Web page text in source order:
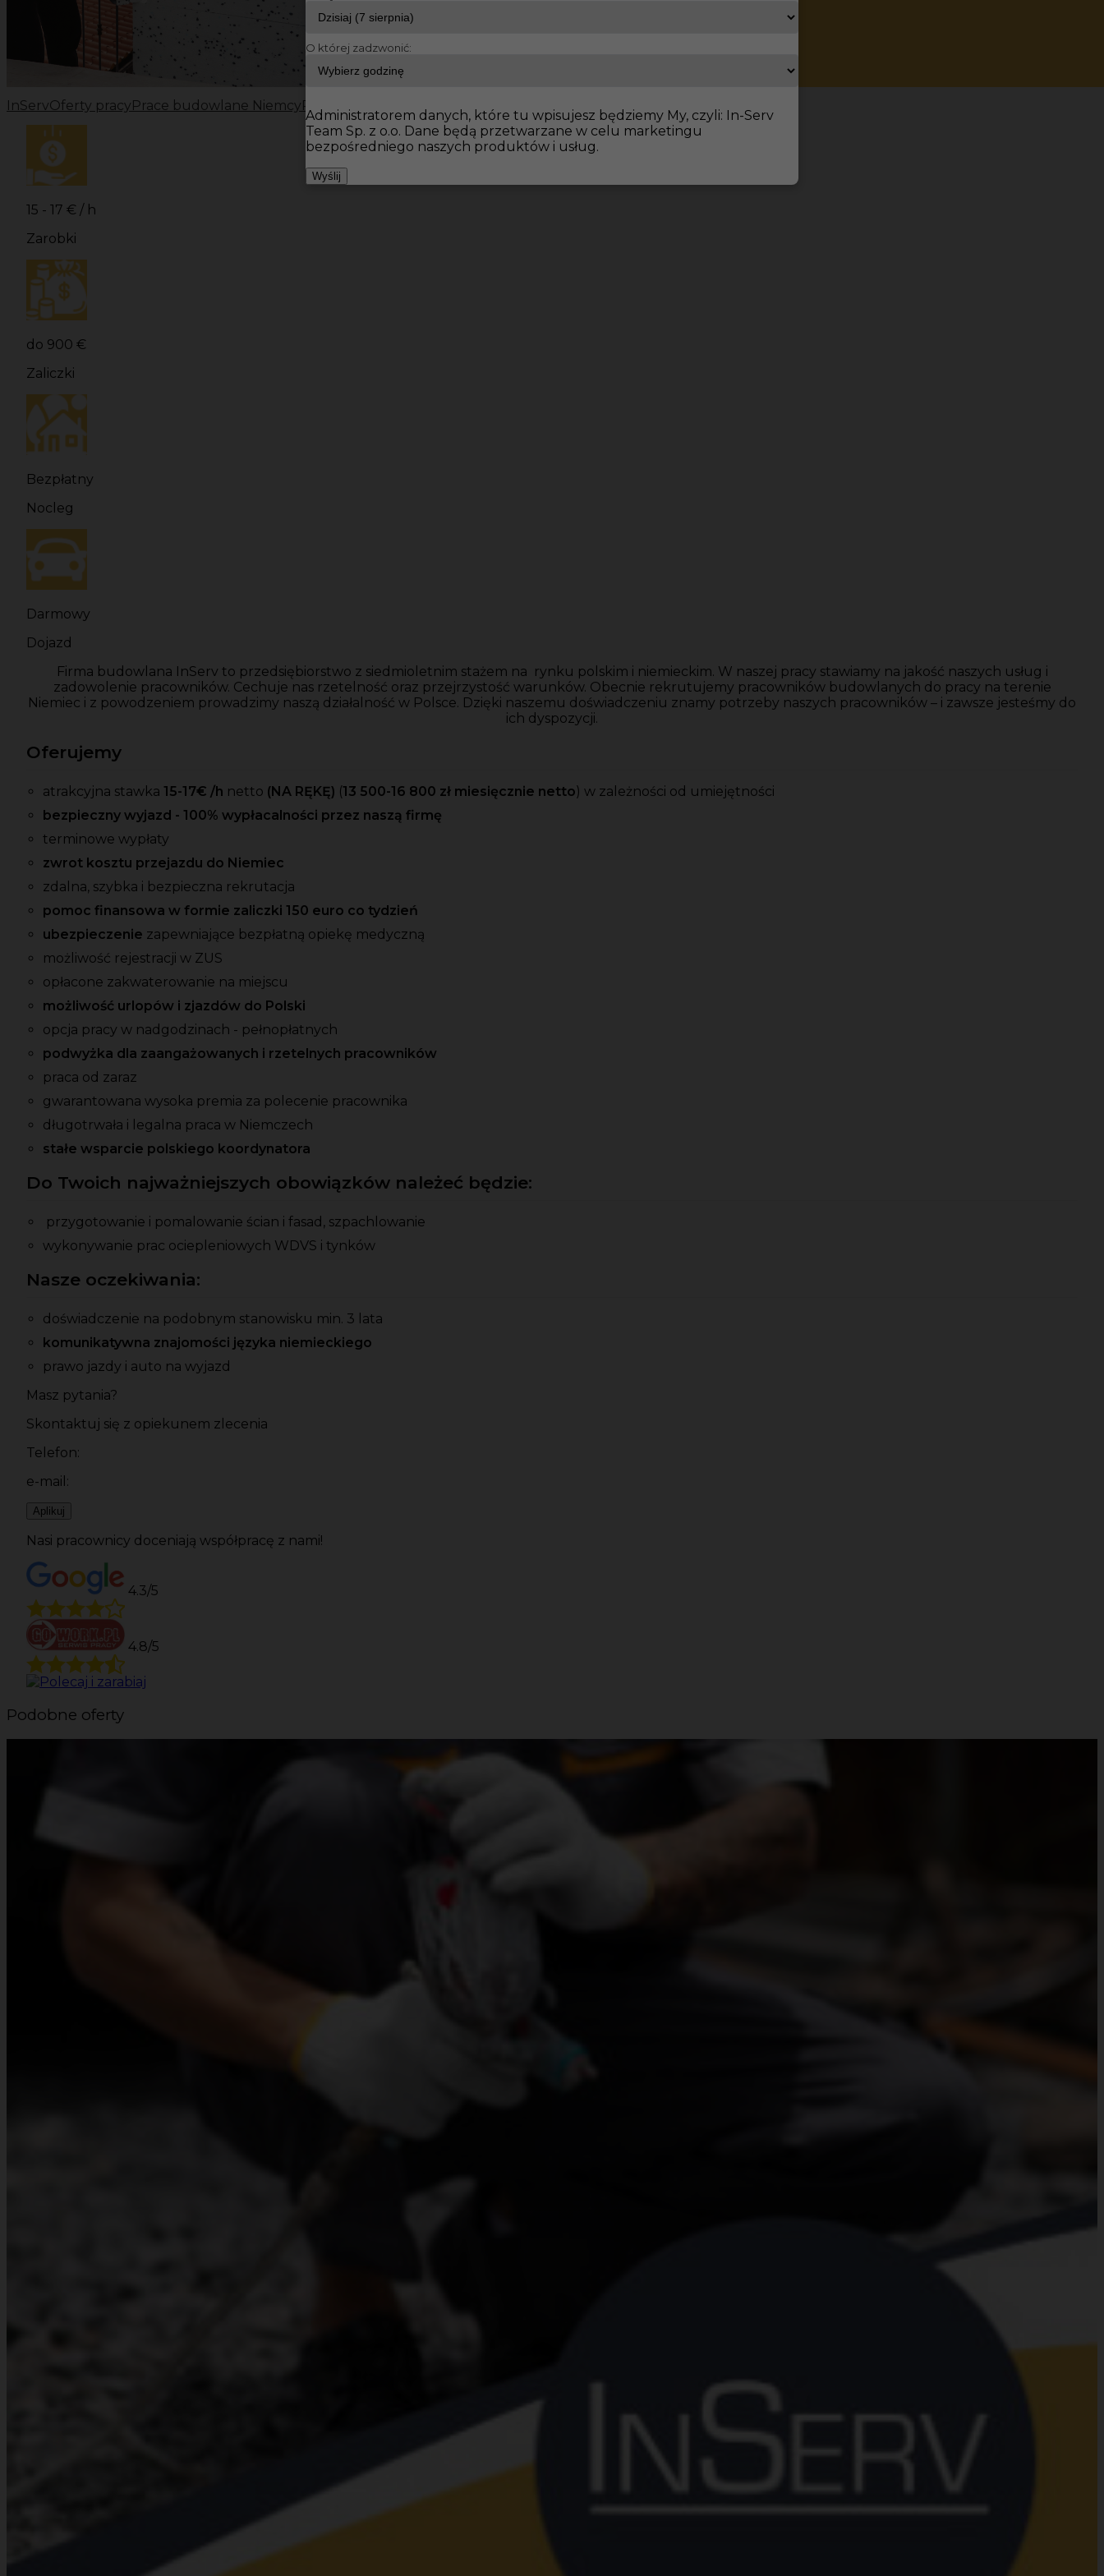
InServOferty pracy Prace budowlane Niemcy Prace budowlane Dociepleniowiec / tynkarz Niemcy
15 - 17 € / h
Zarobki
do 900 €
Zaliczki
Bezpłatny
Nocleg
Darmowy
Dojazd
Firma budowlana InServ to przedsiębiorstwo z siedmioletnim stażem na rynku polskim i niemieckim. W naszej pracy stawiamy na jakość naszych usług i
zadowolenie pracowników. Cechuje nas rzetelność oraz przejrzystość warunków. Obecnie rekrutujemy pracowników budowlanych do pracy na terenie
Niemiec i z powodzeniem prowadzimy naszą działalność w Polsce. Dzięki naszemu doświadczeniu znamy potrzeby naszych pracowników – i zawsze jesteśmy do
ich dyspozycji.
Oferujemy
atrakcyjna stawka 15-17€ /h netto (NA RĘKĘ) (13 500-16 800 zł miesięcznie netto) w zależności od umiejętności
bezpieczny wyjazd - 100% wypłacalności przez naszą firmę
terminowe wypłaty
zwrot kosztu przejazdu do Niemiec
zdalna, szybka i bezpieczna rekrutacja
pomoc finansowa w formie zaliczki 150 euro co tydzień
ubezpieczenie zapewniające bezpłatną opiekę medyczną
możliwość rejestracji w ZUS
opłacone zakwaterowanie na miejscu
możliwość urlopów i zjazdów do Polski
opcja pracy w nadgodzinach - pełnopłatnych
podwyżka dla zaangażowanych i rzetelnych pracowników
praca od zaraz
gwarantowana wysoka premia za polecenie pracownika
długotrwała i legalna praca w Niemczech
stałe wsparcie polskiego koordynatora
Do Twoich najważniejszych obowiązków należeć będzie:
przygotowanie i pomalowanie ścian i fasad, szpachlowanie
wykonywanie prac ociepleniowych WDVS i tynków
Nasze oczekiwania:
doświadczenie na podobnym stanowisku min. 3 lata
komunikatywna znajomości języka niemieckiego
prawo jazdy i auto na wyjazd
Masz pytania?
Skontaktuj się z opiekunem zlecenia
Telefon:
e-mail:
Aplikuj
Nasi pracownicy doceniają współpracę z nami!
4.3/5
4.8/5
Podobne oferty
O której zadzwonić:
Administratorem danych, które tu wpisujesz będziemy My, czyli: In-Serv
Team Sp. z o.o. Dane będą przetwarzane w celu marketingu
bezpośredniego naszych produktów i usług.
Wyślij